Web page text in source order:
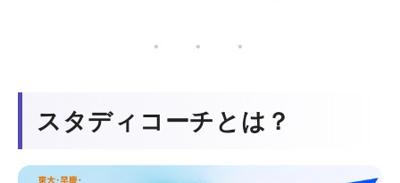
・ ・ ・
スタディコーチとは？